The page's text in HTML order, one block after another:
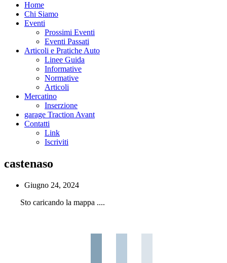
Home
Chi Siamo
Eventi
Prossimi Eventi
Eventi Passati
Articoli e Pratiche Auto
Linee Guida
Informative
Normative
Articoli
Mercatino
Inserzione
garage Traction Avant
Contatti
Link
Iscriviti
castenaso
Giugno 24, 2024
Sto caricando la mappa ....